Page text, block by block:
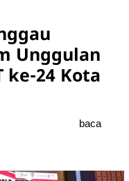
Unggulan
ke-24 Kota
baca